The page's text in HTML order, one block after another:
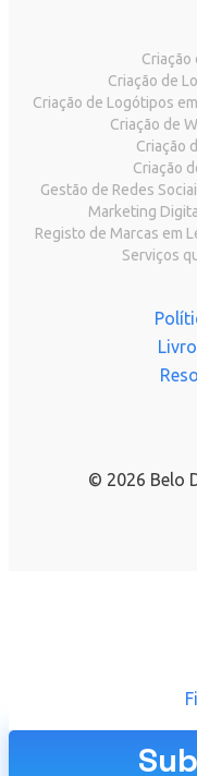
Criação
Criação de
Criação de Logótipos
Criação de
Criação
Criação
Gestão de Redes
Marketing
Registo de Marcas em
Serviços
© 2026 Belo